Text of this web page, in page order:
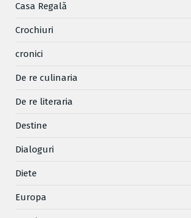
Casa Regală
Crochiuri
cronici
De re culinaria
De re literaria
Destine
Dialoguri
Diete
Europa